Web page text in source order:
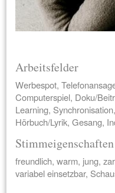
Arbeitsfelder
Werbespot,
Computerspiel, Doku/
Learning,
Hörbuch/Lyrik, Gesang,
freundlich, warm, jung,
variabel einsetzbar,